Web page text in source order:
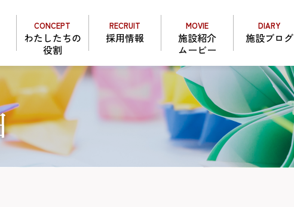
CONCEPT
わたしたちの
役割
RECRUIT
採用情報
MOVIE
施設紹介
ムービー
DIARY
施設ブログ